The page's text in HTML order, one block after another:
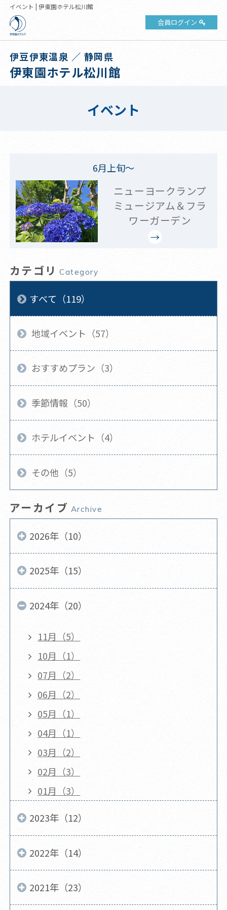
イベント | 伊東園ホテル松川館
会員ログイン
伊豆伊東温泉 ／ 静岡県
伊東園ホテル松川館
イベント
6月上旬～
ニューヨークランプ
ミュージアム＆フラ
ワーガーデン
カテゴリ Category
すべて（119）
地域イベント（57）
おすすめプラン（3）
季節情報（50）
ホテルイベント（4）
その他（5）
アーカイブ Archive
2026年（10）
2025年（15）
2024年（20）
11月（5）
10月（1）
07月（2）
06月（2）
05月（1）
04月（1）
03月（2）
02月（3）
01月（3）
2023年（12）
2022年（14）
2021年（23）